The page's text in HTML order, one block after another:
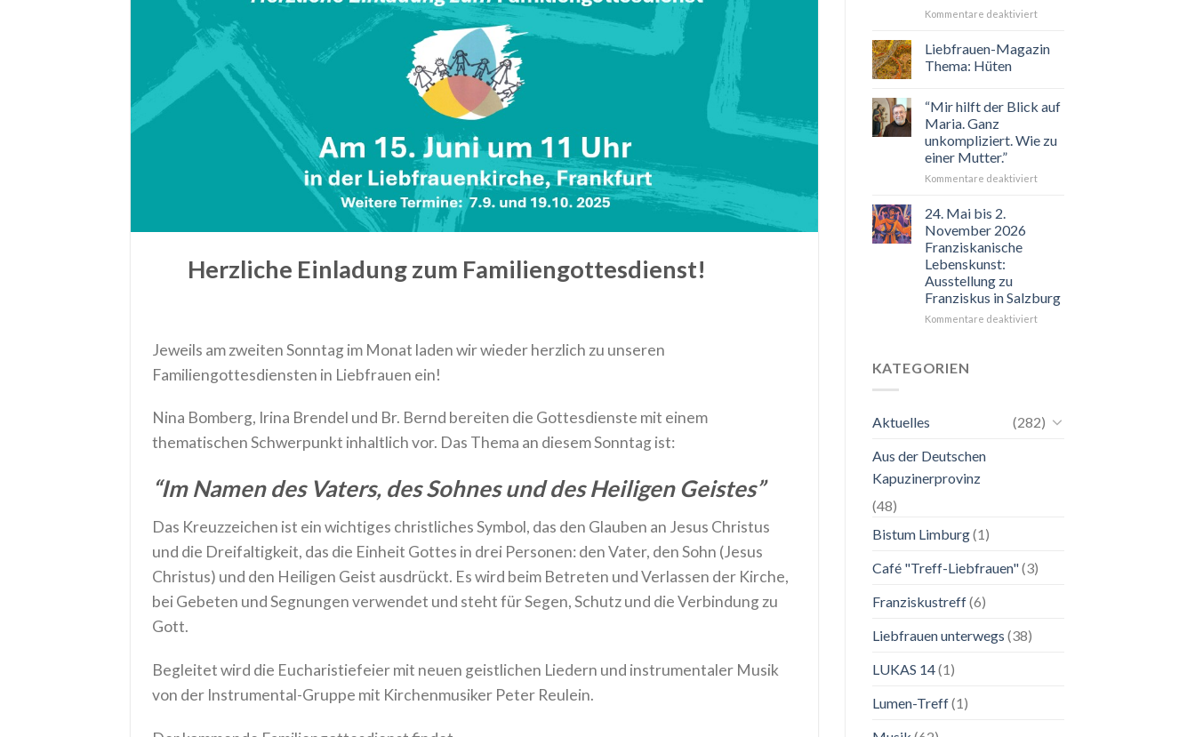
Herzliche Einladung zum Familiengottesdienst!
Jeweils am zweiten Sonntag im Monat laden wir wieder herzlich zu unseren
Familiengottesdiensten in Liebfrauen ein!
Nina Bomberg, Irina Brendel und Br. Bernd bereiten die Gottesdienste mit einem
thematischen Schwerpunkt inhaltlich vor. Das Thema an diesem Sonntag ist:
“Im Namen des Vaters, des Sohnes und des Heiligen Geistes”
Das Kreuzzeichen ist ein wichtiges christliches Symbol, das den Glauben an Jesus Christus
und die Dreifaltigkeit, das die Einheit Gottes in drei Personen: den Vater, den Sohn (Jesus
Christus) und den Heiligen Geist ausdrückt. Es wird beim Betreten und Verlassen der Kirche,
bei Gebeten und Segnungen verwendet und steht für Segen, Schutz und die Verbindung zu
Gott.
Begleitet wird die Eucharistiefeier mit neuen geistlichen Liedern und instrumentaler Musik
von der Instrumental-Gruppe mit Kirchenmusiker Peter Reulein.
Kommentare deaktiviertfür
sind
Liebfrauen-Magazin
Thema: Hüten
“Mir hilft der Blick auf
Maria. Ganz
unkompliziert. Wie zu
einer Mutter.”
Kommentare deaktiviertfür
unkompliziert.
24. Mai bis 2.
November 2026
Franziskanische
Lebenskunst:
Ausstellung zu
Franziskus in Salzburg
Kommentare deaktiviertfür
Franziskanische
KATEGORIEN
Aktuelles
(282)
Aus der Deutschen
Kapuzinerprovinz
(48)
Bistum Limburg(1)
Café "Treff-Liebfrauen"(3)
Franziskustreff(6)
Liebfrauen unterwegs (38)
LUKAS 14(1)
Lumen-Treff(1)